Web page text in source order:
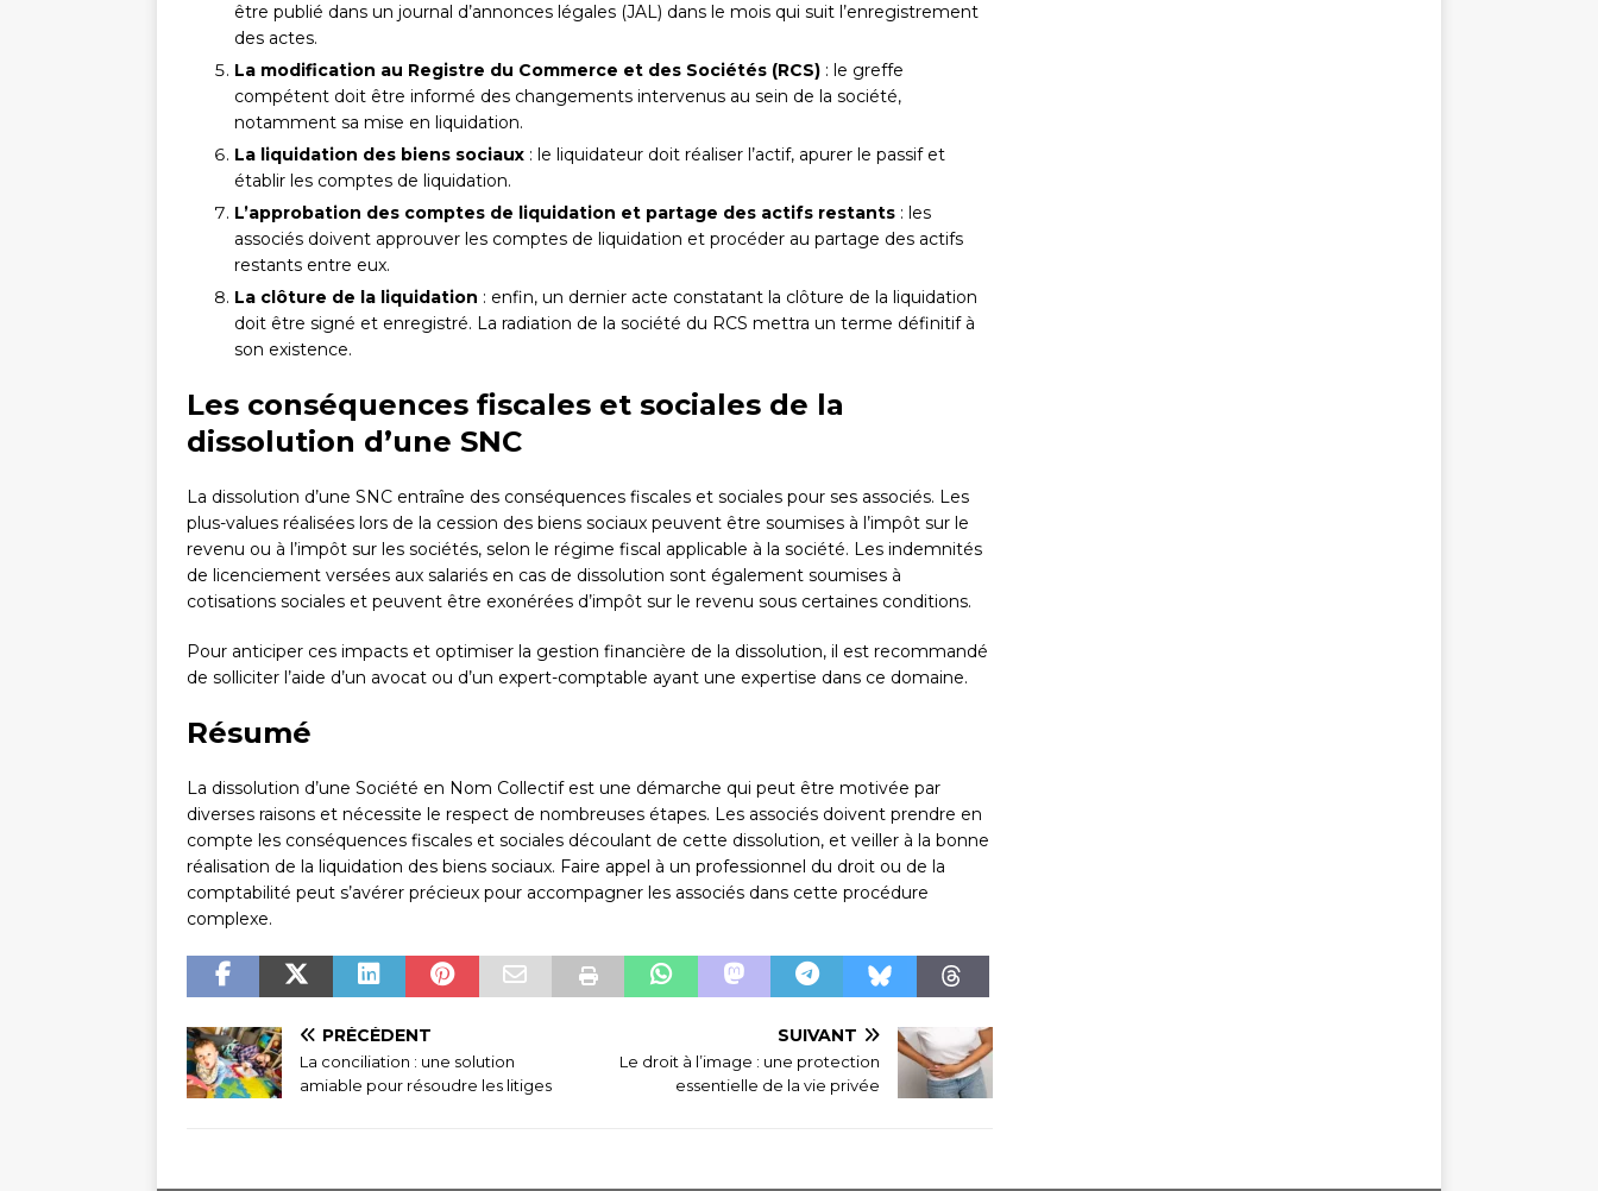
être publié dans un journal d’annonces légales (JAL) dans le mois qui suit l’enregistrement
des actes.
La modification au Registre du Commerce et des Sociétés (RCS) : le greffe
compétent doit être informé des changements intervenus au sein de la société,
notamment sa mise en liquidation.
La liquidation des biens sociaux : le liquidateur doit réaliser l’actif, apurer le passif et
établir les comptes de liquidation.
L’approbation des comptes de liquidation et partage des actifs restants : les
associés doivent approuver les comptes de liquidation et procéder au partage des actifs
restants entre eux.
La clôture de la liquidation : enfin, un dernier acte constatant la clôture de la liquidation
doit être signé et enregistré. La radiation de la société du RCS mettra un terme définitif à
son existence.
Les conséquences fiscales et sociales de la
dissolution d’une SNC
La dissolution d’une SNC entraîne des conséquences fiscales et sociales pour ses associés. Les
plus-values réalisées lors de la cession des biens sociaux peuvent être soumises à l’impôt sur le
revenu ou à l’impôt sur les sociétés, selon le régime fiscal applicable à la société. Les indemnités
de licenciement versées aux salariés en cas de dissolution sont également soumises à
cotisations sociales et peuvent être exonérées d’impôt sur le revenu sous certaines conditions.
Pour anticiper ces impacts et optimiser la gestion financière de la dissolution, il est recommandé
de solliciter l’aide d’un avocat ou d’un expert-comptable ayant une expertise dans ce domaine.
Résumé
La dissolution d’une Société en Nom Collectif est une démarche qui peut être motivée par
diverses raisons et nécessite le respect de nombreuses étapes. Les associés doivent prendre en
compte les conséquences fiscales et sociales découlant de cette dissolution, et veiller à la bonne
réalisation de la liquidation des biens sociaux. Faire appel à un professionnel du droit ou de la
comptabilité peut s’avérer précieux pour accompagner les associés dans cette procédure
complexe.
PRÉCÉDENT
La conciliation : une solution
amiable pour résoudre les litiges
SUIVANT
Le droit à l’image : une protection
essentielle de la vie privée